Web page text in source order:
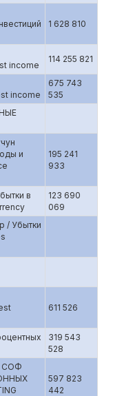
1 628 810
income
114 255 821
income
675 743
535
и
195 241
933
в
123 690
069
/ Убытки
611 526
319 543
528
СОФ
597 823
442